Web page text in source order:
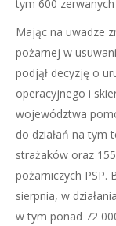
tym 600
Mając na uwadze
pożarnej w
podjął decyzję o
operacyjnego i
województwa
do działań na tym
strażaków oraz
pożarniczych PSP.
sierpnia, w
w tym ponad 72